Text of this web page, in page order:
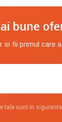
bune
fii primul care
tale sunt in